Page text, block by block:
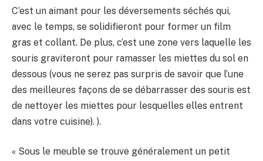
C’est un aimant pour les déversements séchés qui,
avec le temps, se solidifieront pour former un film
gras et collant. De plus, c’est une zone vers laquelle les
souris graviteront pour ramasser les miettes du sol en
dessous (vous ne serez pas surpris de savoir que l’une
des meilleures façons de se débarrasser des souris est
de nettoyer les miettes pour lesquelles elles entrent
dans votre cuisine). ).
« Sous le meuble se trouve généralement un petit